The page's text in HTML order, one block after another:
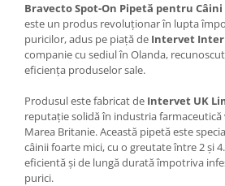
Bravecto Spot-On Pipetă pentru Câini
este un produs revoluționar în lupta
puricilor, adus pe piață de Intervet
companie cu sediul în Olanda,
eficiența produselor sale.
Produsul este fabricat de Intervet UK
reputație solidă în industria
Marea Britanie. Această pipetă este
câinii foarte mici, cu o greutate între 2 și
eficientă și de lungă durată împotriva
purici.